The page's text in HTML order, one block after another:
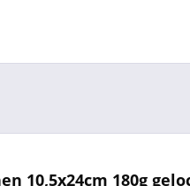
10,5x24cm 180g